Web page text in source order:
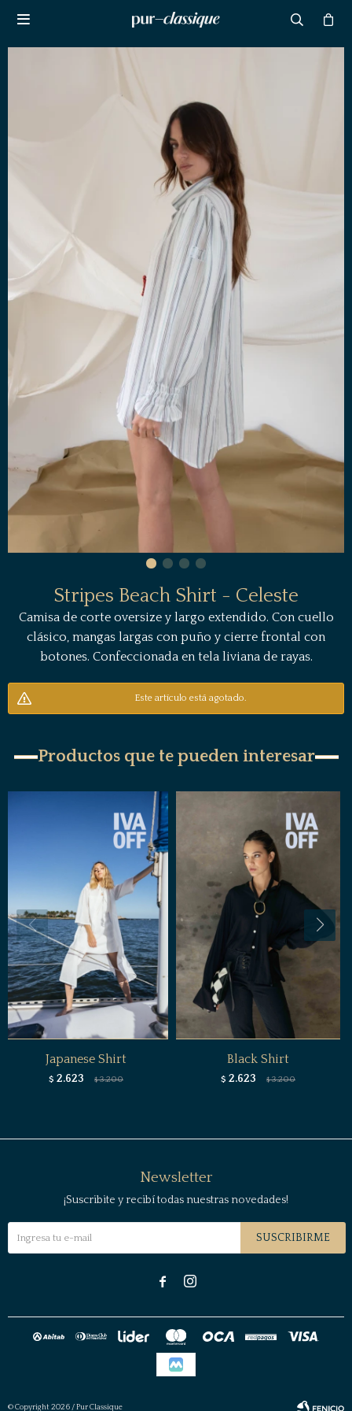

Stripes Beach Shirt - Celeste
Camisa de corte oversize y largo extendido. Con cuello
clásico, mangas largas con puño y cierre frontal con
botones. Confeccionada en tela liviana de rayas.
Este artículo está agotado.
Productos que te pueden interesar
Japanese Shirt
$ 2.623 $ 3.200
Black Shirt
$ 2.623 $ 3.200
Newsletter
¡Suscribite y recibí todas nuestras novedades!
SUSCRIBIRME
 
© Copyright 2026 / Pur Classique